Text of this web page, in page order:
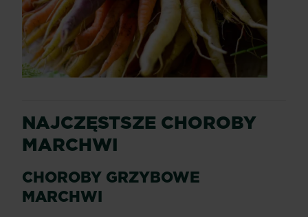
NAJCZĘSTSZE CHOROBY
MARCHWI
CHOROBY GRZYBOWE
MARCHWI